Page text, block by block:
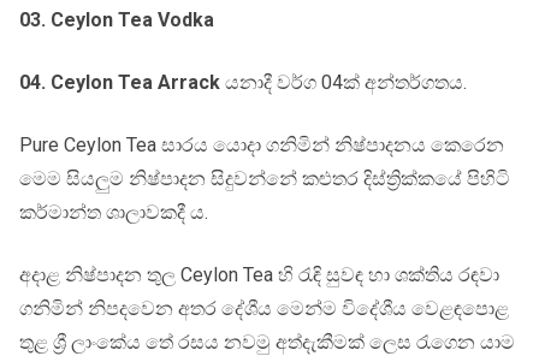
03. Ceylon Tea Vodka
04. Ceylon Tea Arrack යනාදී වර්ග 04ක් අන්තර්ගතය.
Pure Ceylon Tea සාරය යොදා ගනිමින් නිෂ්පාදනය කෙරෙන
මෙම සියලුම නිෂ්පාදන සිදුවන්නේ කළුතර දිස්ත්‍රික්කයේ පිහිටි
කර්මාන්ත ශාලාවකදී ය.
අදාළ නිෂ්පාදන තුල Ceylon Tea හි රැඳි සුවඳ හා ශක්තිය රඳවා
ගනිමින් නිපදවෙන අතර දේශීය මෙන්ම විදේශීය වෙළඳපොළ
තුළ ශ්‍රී ලාංකේය තේ රසය නවමු අත්දැකීමක් ලෙස රැගෙන යාම